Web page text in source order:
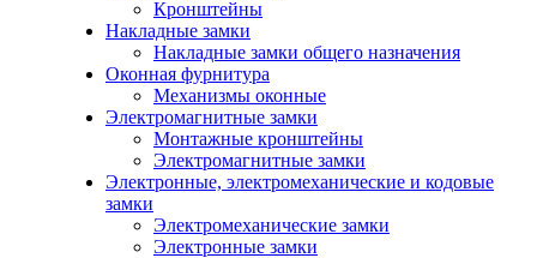
Кронштейны
Накладные замки
Накладные замки общего назначения
Оконная фурнитура
Механизмы оконные
Электромагнитные замки
Монтажные кронштейны
Электромагнитные замки
Электронные, электромеханические и кодовые
замки
Электромеханические замки
Электронные замки